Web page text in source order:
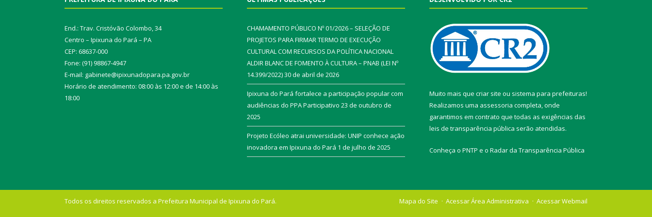
End.: Trav. Cristóvão Colombo, 34
Centro – Ipixuna do Pará – PA
CEP: 68637-000
Fone: (91) 98867-4947
E-mail: gabinete@ipixunadopara.pa.gov.br
Horário de atendimento: 08:00 às 12:00 e de 14:00 às
18:00
CHAMAMENTO PÚBLICO Nº 01/2026 – SELEÇÃO DE
PROJETOS PARA FIRMAR TERMO DE EXECUÇÃO
CULTURAL COM RECURSOS DA POLÍTICA NACIONAL
ALDIR BLANC DE FOMENTO À CULTURA – PNAB (LEI Nº
14.399/2022)30 de abril de 2026
Ipixuna do Pará fortalece a participação popular com
audiências do PPA Participativo 23 de outubro de
2025
Projeto Ecóleo atrai universidade: UNIP conhece ação
inovadora em Ipixuna do Pará 1 de julho de 2025
Muito mais que criar site ou sistema para prefeituras!
Realizamos uma assessoria completa, onde
garantimos em contrato que todas as exigências das
leis de transparência pública serão atendidas.
Conheça o PNTP e o Radar da Transparência Pública
Todos os direitos reservados a Prefeitura Municipal de Ipixuna do Pará. Mapa do Site Acessar Área Administrativa Acessar Webmail